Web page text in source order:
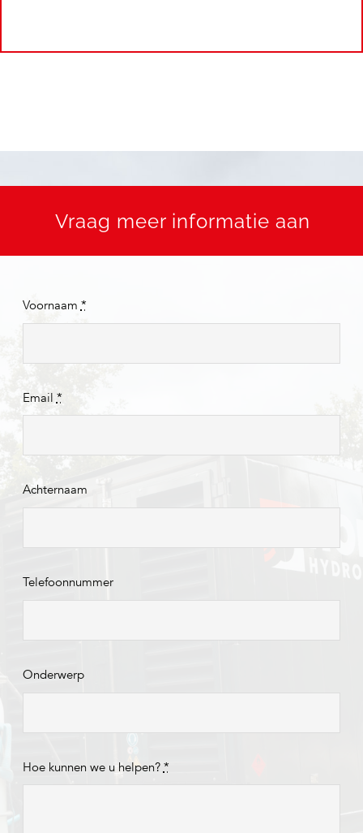
Vraag meer informatie aan
Voornaam *
Email *
Achternaam
Telefoonnummer
Onderwerp
Hoe kunnen we u helpen? *